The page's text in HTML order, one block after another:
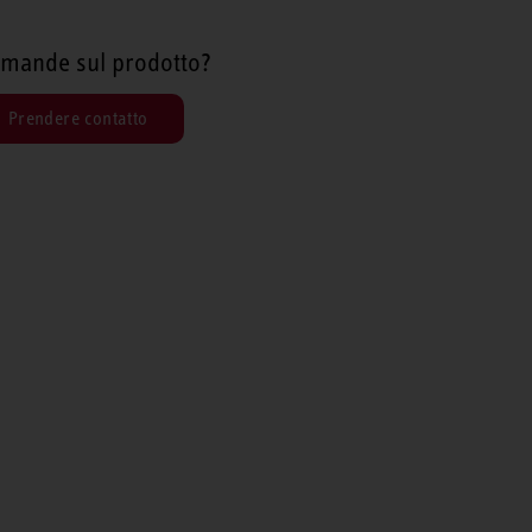
sul prodotto?
Prendere contatto